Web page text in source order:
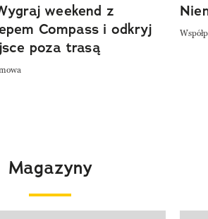
weekend z
Compass i odkryj
poza trasą
Magazyny